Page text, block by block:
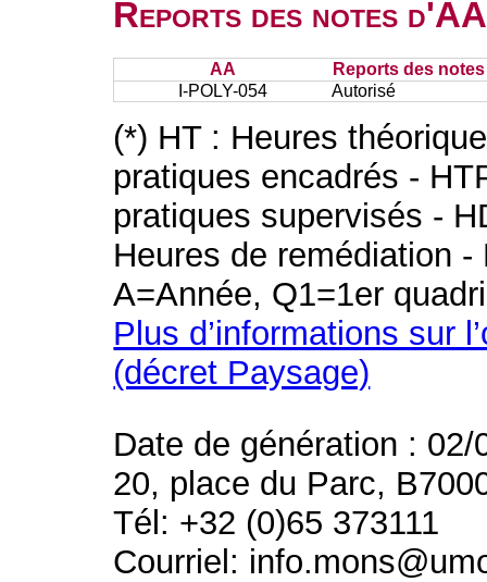
Reports des notes
AA
Reports des
I-POLY-054
Autorisé
(*) HT : Heures
pratiques encadrés -
pratiques supervisés -
Heures de remédiation
A=Année, Q1=1er
Plus d’informations sur
(décret Paysage)
Date de génération : 02/
20, place du Parc,
Tél: +32 (0)65 373111
Courriel: